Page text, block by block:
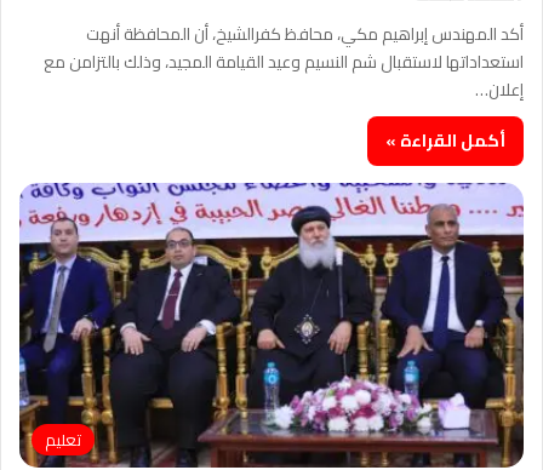
أكد المهندس إبراهيم مكي، محافظ كفرالشيخ، أن المحافظة أنهت
استعداداتها لاستقبال شم النسيم وعيد القيامة المجيد، وذلك بالتزامن مع
إعلان…
أكمل القراءة »
تعليم